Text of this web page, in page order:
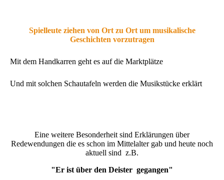
Spielleute ziehen von Ort zu Ort um musikalische
Geschichten vorzutragen
Mit dem Handkarren geht es auf die Marktplätze
Und mit solchen Schautafeln werden die Musikstücke erklärt
Eine weitere Besonderheit sind Erklärungen über
Redewendungen die es schon im Mittelalter gab und heute noch
aktuell sind z.B.
"Er ist über den Deister gegangen"